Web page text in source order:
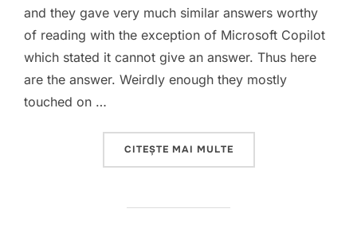
and they gave very much similar answers worthy
of reading with the exception of Microsoft Copilot
which stated it cannot give an answer. Thus here
are the answer. Weirdly enough they mostly
touched on …
CITEȘTE MAI MULTE„THE MEANING OF